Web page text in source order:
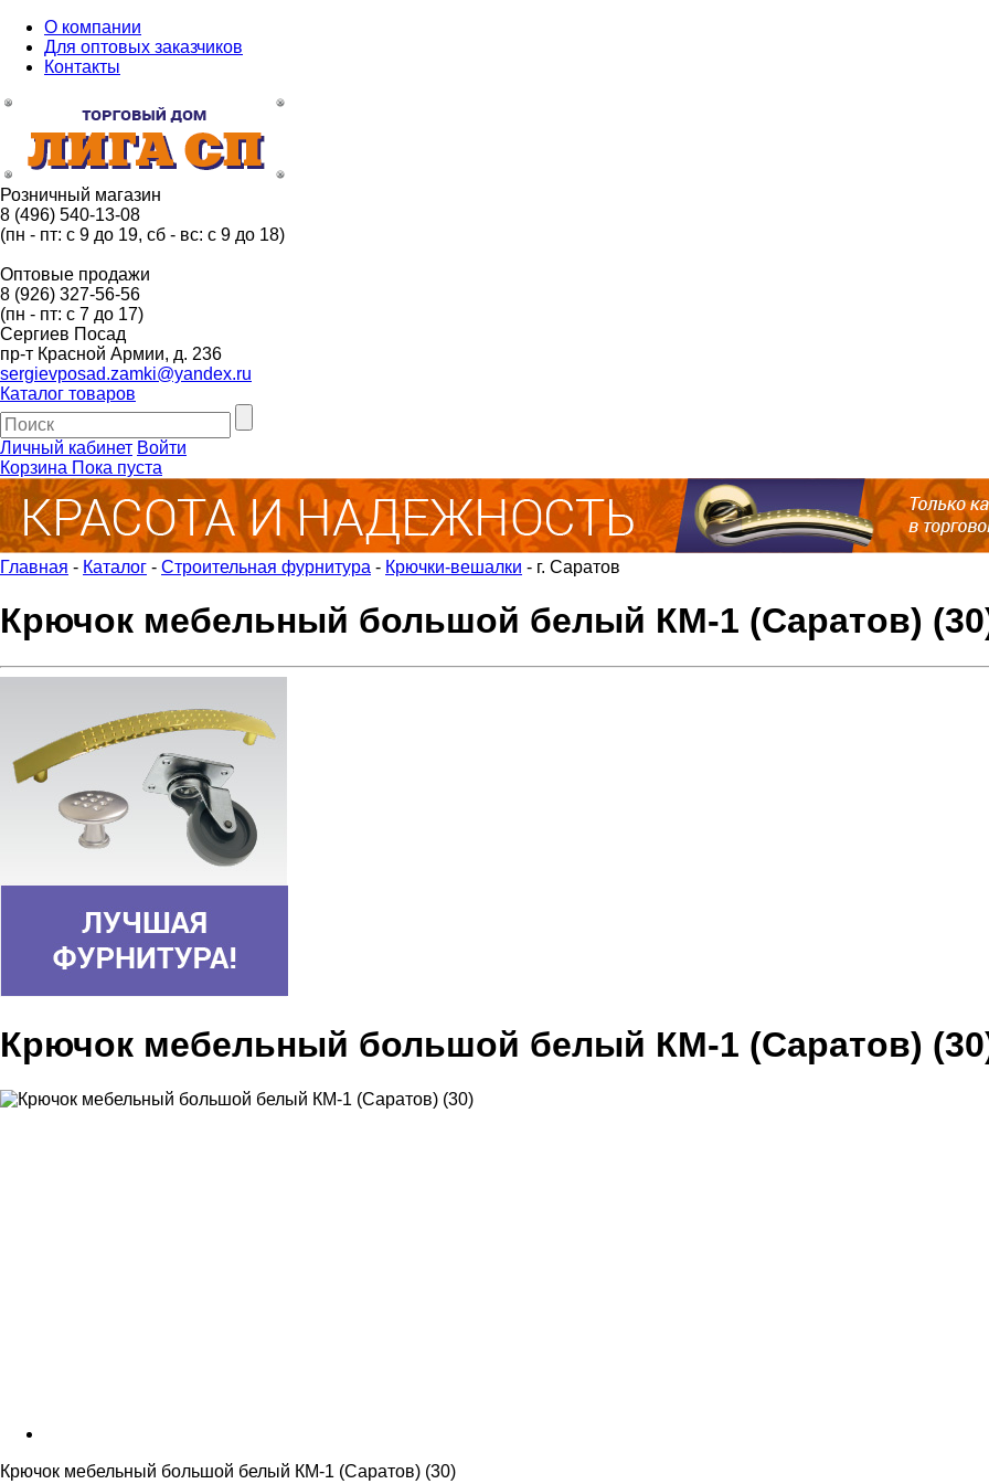
О компании
Для оптовых заказчиков
Контакты
Розничный магазин
8 (496) 540-13-08
(пн - пт: с 9 до 19, сб - вс: с 9 до 18)
Оптовые продажи
8 (926) 327-56-56
(пн - пт: с 7 до 17)
Сергиев Посад
пр-т Красной Армии, д. 236
sergievposad.zamki@yandex.ru
Каталог товаров
Личный кабинет Войти
Корзина Пока пуста
Главная - Каталог - Строительная фурнитура - Крючки-вешалки - г. Саратов
Крючок мебельный большой белый КМ-1 (Саратов)
Крючок мебельный большой белый КМ-1 (Саратов)
Крючок мебельный большой белый КМ-1 (Саратов) (30)